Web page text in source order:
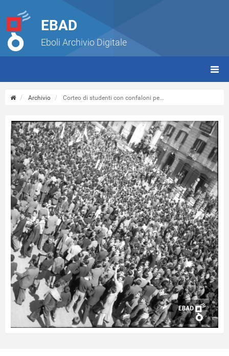
EBAD
Eboli Archivio Digitale
Archivio Corteo di studenti con confaloni pe...